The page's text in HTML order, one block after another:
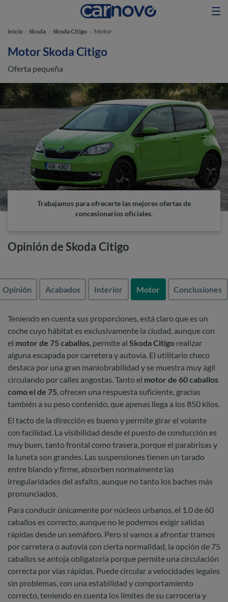
Inicio Skoda Skoda Citigo Motor
Motor Skoda Citigo
Oferta pequeña
Trabajamos para ofrecerte las mejores ofertas de
concesionarios oficiales.
Opinión de Skoda Citigo
Opinión Acabados Interior Motor Conclusiones
Teniendo en cuenta sus proporciones, está claro que es un
coche cuyo hábitat es exclusivamente la ciudad, aunque con
el motor de 75 caballos, permite al Skoda Citigo realizar
alguna escapada por carretera y autovía. El utilitario checo
destaca por una gran maniobrabilidad y se muestra muy ágil
circulando por calles angostas. Tanto el motor de 60 caballos
como el de 75, ofrecen una respuesta suficiente, gracias
también a su peso contenido, que apenas llega a los 850 kilos.
El tacto de la dirección es bueno y permite girar el volante
con facilidad. La visibilidad desde el puesto de conducción es
muy buen, tanto frontal como trasera, porque el parabrisas y
la luneta son grandes. Las suspensiones tienen un tarado
entre blando y firme, absorben normalmente las
irregularidades del asfalto, aunque no tanto los baches más
pronunciados.
Para conducir únicamente por núcleos urbanos, el 1.0 de 60
caballos es correcto, aunque no le podemos exigir salidas
rápidas desde un semáforo. Pero si vamos a afrontar tramos
por carretera o autovía con cierta normalidad, la opción de 75
caballos se antoja obligatoria porque permite una circulación
correcta por vías rápidas. Puede circular a velocidades legales
sin problemas, con una estabilidad y comportamiento
correcto, teniendo en cuenta los límites de su carrocería y